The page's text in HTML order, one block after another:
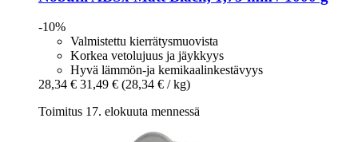
-10%
Valmistettu kierrätysmuovista
Korkea vetolujuus ja jäykkyys
Hyvä lämmön-ja kemikaalinkestävyys
28,34 € 31,49 € (28,34 € / kg)
Toimitus 17. elokuuta mennessä